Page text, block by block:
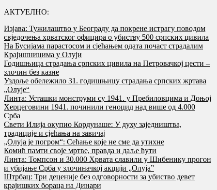
АКТУЕЛНО:
Изјава: Тужилаштво у Београду да покрене истрагу поводом
свједочења хрватског официра о убиству 500 српских цивила
На Бусијама парастосом и сјећањем одата почаст страдалим
Крајишницима у Олуји
Годишњица страдања српских цивила на Петровачкој цести –
злочин без казне
Уздоље обележило 31. годишњицу страдања српских жртава
„Олује“
Линта: Усташки монструми су 1941. у Пребиловцима и Доњој
Херцеговини 1941. починили геноцид над више од 4.000
Срба
Свети Илија окупио Кордунаше: У духу заједништва,
традиције и сјећања на завичај
„Олуја је погром“: Сећање које не сме да утихне
Комић памти своје мртве, правда и даље ћути
Линта: Томпсон и 30.000 Хрвата славили у Шибенику прогон
и убијање Срба у злочиначкој акцији „Олуја”
Штрбац: Три деценије без одговорности за убиство девет
крајишких бораца на Динари